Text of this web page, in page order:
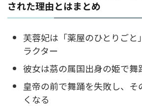
された理由とはまとめ
芙蓉妃は「薬屋のひとりごと
ラクター
彼女は茘の属国出身の姫で舞
皇帝の前で舞踊を失敗し、そ
くなる